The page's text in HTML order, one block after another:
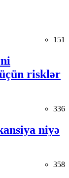
151
risklər
336
niyə
358